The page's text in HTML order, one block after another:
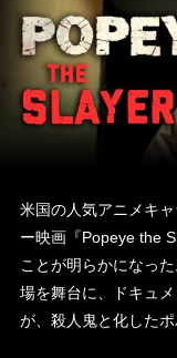
米国の人気アニメキ
ー映画『Popeye the
ことが明らかになっ
場を舞台に、ドキュ
が、殺人鬼と化した